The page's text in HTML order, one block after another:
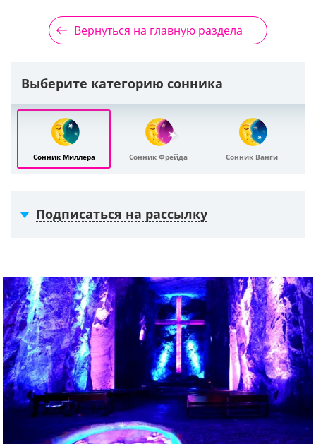
Вернуться на главную раздела
Выберите категорию сонника
Сонник Миллера Сонник Фрейда Сонник Ванги
Подписаться на рассылку